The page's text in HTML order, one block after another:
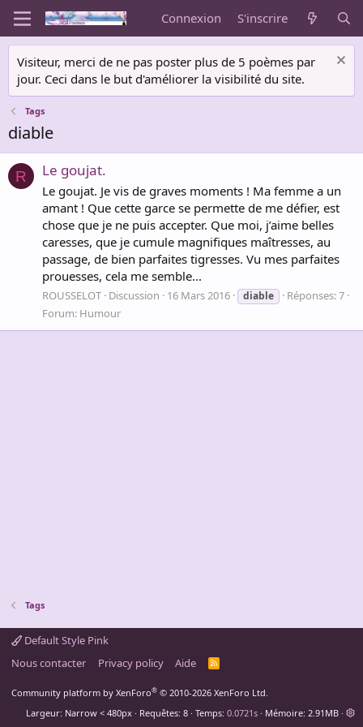
Connexion S'inscrire
Visiteur, merci de ne pas poster plus de 5 poèmes par
jour. Ceci dans le but d'améliorer la visibilité du site.
Tags
diable
R Le goujat.
Le goujat. Je vis de graves moments ! Ma femme a un
amant ! Que cette garce se permette de me défier, est
chose que je ne puis accepter. Que moi, j’aime belles
caresses, que je cumule magnifiques maîtresses, au
passage, de bien parfaites tigresses. Vu mes parfaites
prouesses, cela me semble...
ROUSSELOT Discussion 16 Mars 2016 diable
Réponses: 7
Forum: Humour
Tags
Default Style Pink
Nous contacter
Privacy policy Aide
R
Community platform by XenForo® © 2010-2026 XenForo Ltd.
Largeur
Requêtes 8 Temps 0.0721s Mémoire 2.91MB